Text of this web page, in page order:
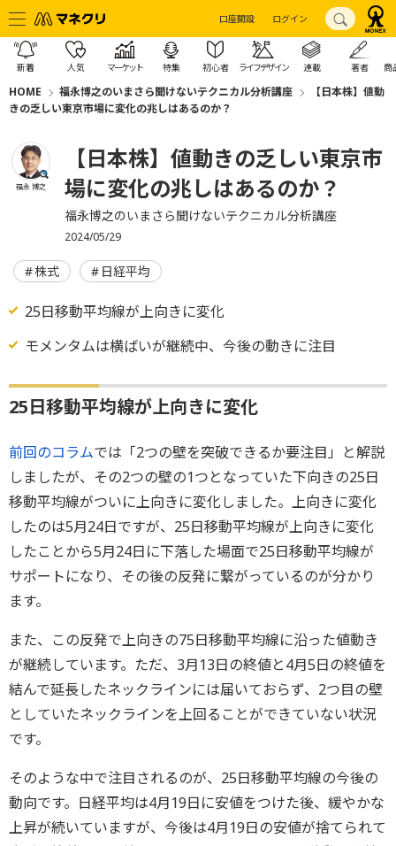
口座開設 ログイン
新着 人気 マーケット 特集 初心者 ライフデザイン 連載 著者 商
HOME 福永博之のいまさら聞けないテクニカル分析講座
【日本株】値動
きの乏しい東京市場に変化の兆しはあるのか？
福永 博之
【日本株】値動きの乏しい東京市
場に変化の兆しはあるのか？
福永博之のいまさら聞けないテクニカル分析講座
2024/05/29
株式 日経平均
25日移動平均線が上向きに変化
モメンタムは横ばいが継続中、今後の動きに注目
25日移動平均線が上向きに変化
前回のコラムでは「2つの壁を突破できるか要注目」と解説
しましたが、その2つの壁の1つとなっていた下向きの25日
移動平均線がついに上向きに変化しました。上向きに変化
したのは5月24日ですが、25日移動平均線が上向きに変化
したことから5月24日に下落した場面で25日移動平均線が
サポートになり、その後の反発に繋がっているのが分かり
ます。
また、この反発で上向きの75日移動平均線に沿った値動き
が継続しています。ただ、3月13日の終値と4月5日の終値を
結んで延長したネックラインには届いておらず、2つ目の壁
としていたネックラインを上回ることができていない状況
です。
そのような中で注目されるのが、25日移動平均線の今後の
動向です。日経平均は4月19日に安値をつけた後、緩やかな
上昇が続いていますが、今後は4月19日の安値が捨てられて